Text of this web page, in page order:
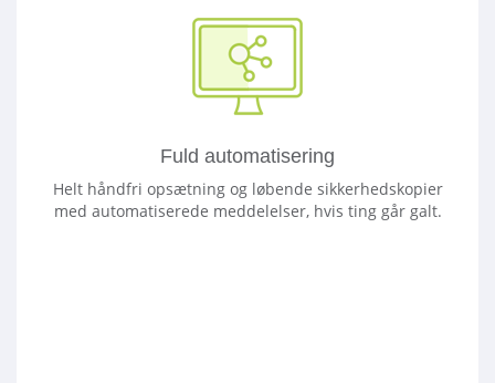
Fuld automatisering
Helt håndfri opsætning og løbende sikkerhedskopier
med automatiserede meddelelser, hvis ting går galt.